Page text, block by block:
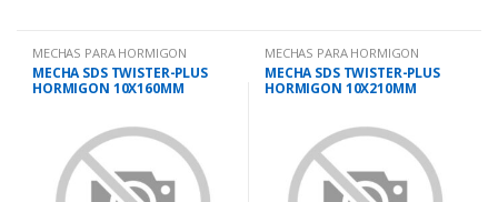
MECHAS PARA HORMIGON
MECHA SDS TWISTER-PLUS
HORMIGON 10X160MM
MECHAS PARA HORMIGON
MECHA SDS TWISTER-PLUS
HORMIGON 10X210MM